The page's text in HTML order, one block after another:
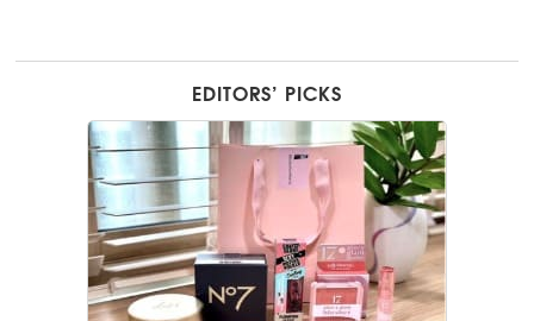
EDITORS’ PICKS